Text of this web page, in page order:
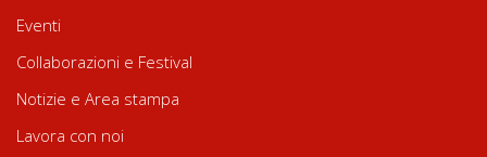
Eventi
Collaborazioni e Festival
Notizie e Area stampa
Lavora con noi